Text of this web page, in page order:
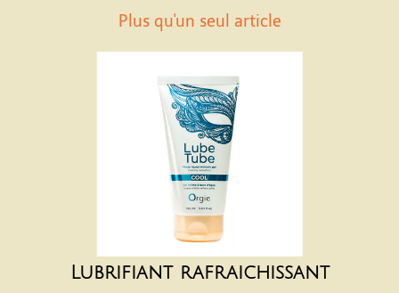
Plus qu'un seul article
Lubrifiant rafraichissant